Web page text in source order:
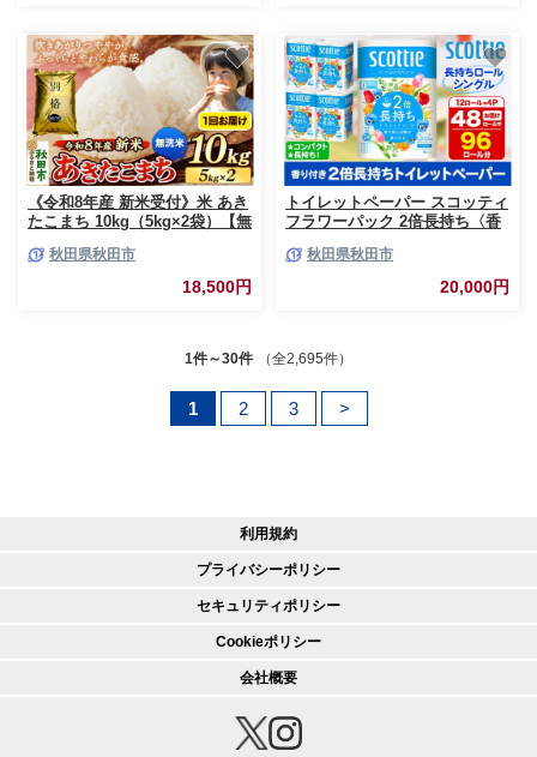
《令和8年産 新米受付》米 あき
たこまち 10kg（5kg×2袋）【無
あきたこまち おいしい 美味し
い 安全 自然の恵み 循環型農業
秋田県秋田市
18,500円
トイレットペーパー スコッティ
フラワーパック 2倍長持ち〈香
ック 新生活 [トイレットペーパ
秋田県秋田市
20,000円
1件～30件 （全2,695件）
1 2 3 >
利用規約
プライバシーポリシー
セキュリティポリシー
Cookieポリシー
会社概要